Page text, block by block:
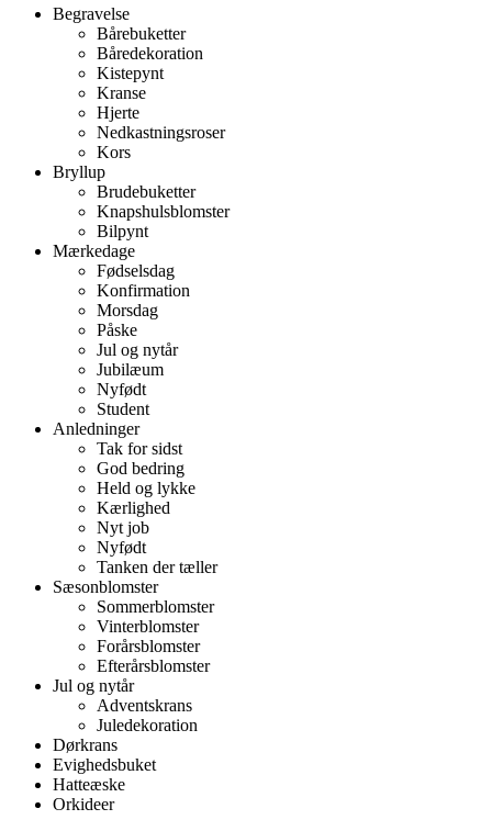
Begravelse
Bårebuketter
Båredekoration
Kistepynt
Kranse
Hjerte
Nedkastningsroser
Kors
Bryllup
Brudebuketter
Knapshulsblomster
Bilpynt
Mærkedage
Fødselsdag
Konfirmation
Morsdag
Påske
Jul og nytår
Jubilæum
Nyfødt
Student
Anledninger
Tak for sidst
God bedring
Held og lykke
Kærlighed
Nyt job
Nyfødt
Tanken der tæller
Sæsonblomster
Sommerblomster
Vinterblomster
Forårsblomster
Efterårsblomster
Jul og nytår
Adventskrans
Juledekoration
Dørkrans
Evighedsbuket
Hatteæske
Orkideer